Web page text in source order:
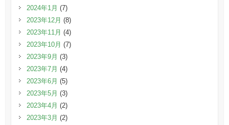
2024年1月 (7)
2023年12月 (8)
2023年11月 (4)
2023年10月 (7)
2023年9月 (3)
2023年7月 (4)
2023年6月 (5)
2023年5月 (3)
2023年4月 (2)
2023年3月 (2)